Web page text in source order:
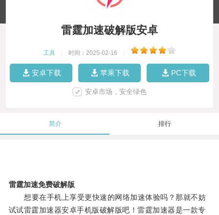
雷霆加速破解版安卓
工具 时间：2025-02-16
安卓下载 苹果下载 PC下载
安卓市场，安全绿色
简介 排行
雷霆加速免费破解版
想要在手机上享受更快速的网络加速体验吗？那就不妨
试试雷霆加速器安卓手机版破解版吧！雷霆加速器是一款专